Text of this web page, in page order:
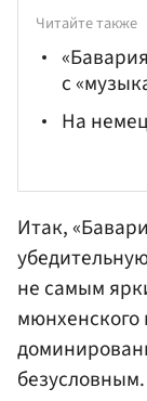
Читайте также
с
На
Итак,
не самым
мюнхенского
безусловным.